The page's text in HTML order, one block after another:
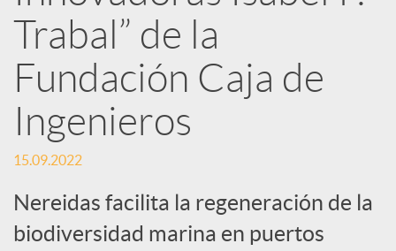
a
d
o
r
Trabal” de la
Fundación Caja de
Ingenieros
15.09.2022
Nereidas facilita la regeneración de la
biodiversidad marina en puertos